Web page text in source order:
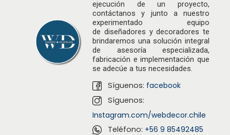
ejecución de un proyecto,
contáctanos y junto a nuestro
experimentado equipo
de diseñadores y decoradores te
brindaremos una solución integral
de asesoría especializada,
fabricación e implementación que
se adecúe a tus necesidades.
Síguenos: facebook
Síguenos:
Instagram.com/webdecor.chile
Teléfono: +56 9 85492485